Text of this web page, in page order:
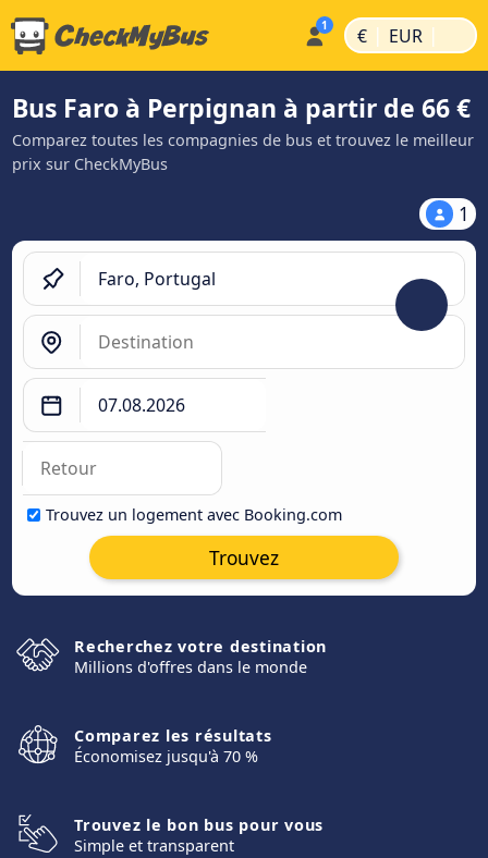
€ | EUR |
Bus Faro à Perpignan à partir de 66 €
Comparez toutes les compagnies de bus et trouvez le meilleur
prix sur CheckMyBus
1
Trouvez un logement avec Booking.com
Trouvez
Recherchez votre destination
Millions d'offres dans le monde
Comparez les résultats
Économisez jusqu'à 70 %
Trouvez le bon bus pour vous
Simple et transparent